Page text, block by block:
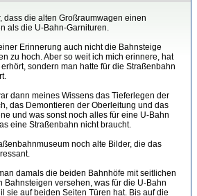
dass die alten Großraumwagen einen
als die U-Bahn-Garnituren.
Erinnerung auch nicht die Bahnsteige
zu hoch. Aber so weit ich mich erinnere, hat
sondern man hatte für die Straßenbahn
dann meines Wissens das Tieferlegen der
das Demontieren der Oberleitung und das
und was sonst noch alles für eine U-Bahn
eine Straßenbahn nicht braucht.
noch alte Bilder, die das
damals die beiden Bahnhöfe mit seitlichen
Bahnsteigen versehen, was für die U-Bahn
sie auf beiden Seiten Türen hat. Bis auf die